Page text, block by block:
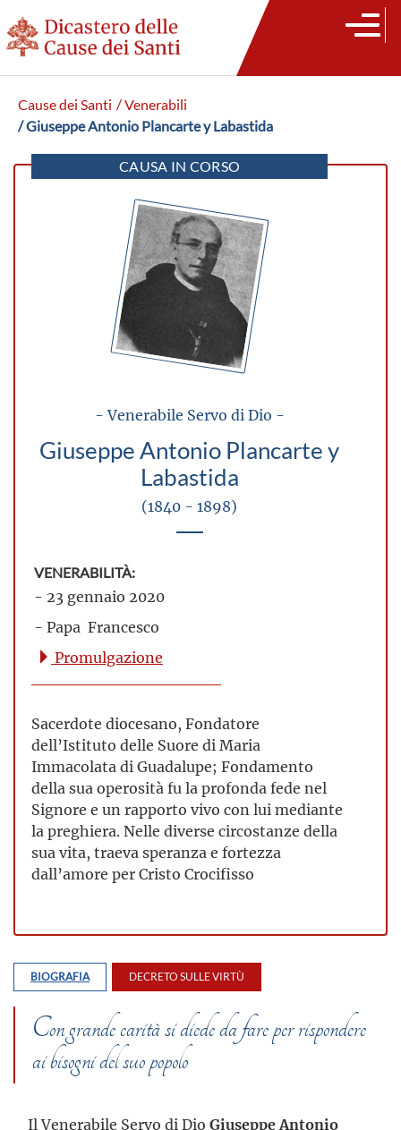
Cause dei Santi / Venerabili
/ Giuseppe Antonio Plancarte y Labastida
CAUSA IN CORSO
- Venerabile Servo di Dio -
Giuseppe Antonio Plancarte y
Labastida
(1840 - 1898)
VENERABILITÀ:
- 23 gennaio 2020
- Papa Francesco
Promulgazione
Sacerdote diocesano, Fondatore
dell’Istituto delle Suore di Maria
Immacolata di Guadalupe; Fondamento
della sua operosità fu la profonda fede nel
Signore e un rapporto vivo con lui mediante
la preghiera. Nelle diverse circostanze della
sua vita, traeva speranza e fortezza
dall’amore per Cristo Crocifisso
BIOGRAFIA DECRETO SULLE VIRTÙ
Con grande carità si diede da fare per rispondere
ai bisogni del suo popolo
Il Venerabile Servo di Dio Giuseppe Antonio